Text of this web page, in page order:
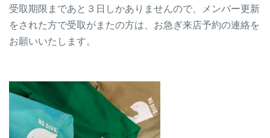
受取期限まであと３日しかありませんので、メンバー更新
をされた方で受取がまたの方は、お急ぎ来店予約の連絡を
お願いいたします。